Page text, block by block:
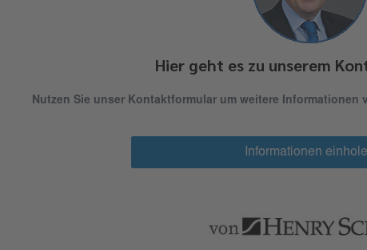
Hier geht es zu unserem
Nutzen Sie unser Kontaktformular um weitere
Informationen